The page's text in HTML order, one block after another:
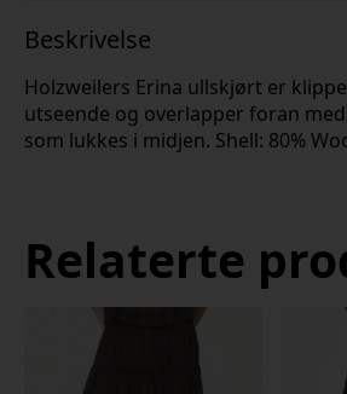
Beskrivelse
Holzweilers Erina ullskjørt er
utseende og overlapper foran
som lukkes i midjen. Shell: 80%
Relaterte